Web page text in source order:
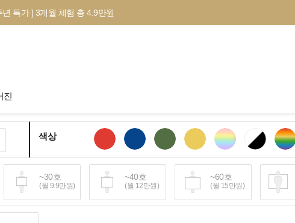
년 특가 ] 3개월 체험 총 4.9만원
진
리
색상
~30호
(월 9.9만원)
~40호
(월 12만원)
~60호
(월 15만원)